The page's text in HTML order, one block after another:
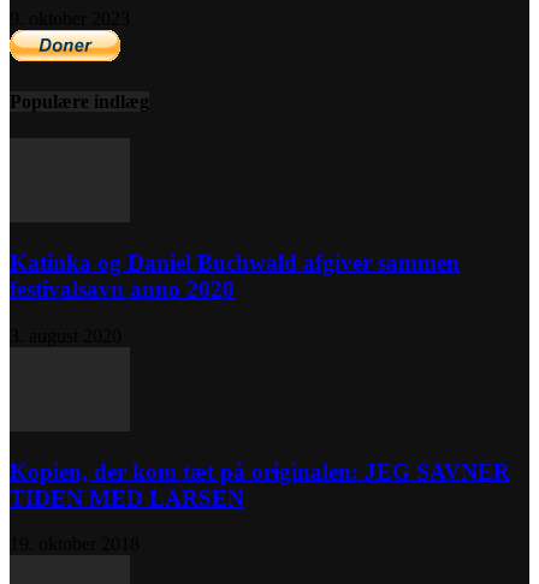
Populære indlæg
Katinka og Daniel Buchwald afgiver sammen
festivalsavn anno 2020
Kopien, der kom tæt på originalen: JEG SAVNER
TIDEN MED LARSEN